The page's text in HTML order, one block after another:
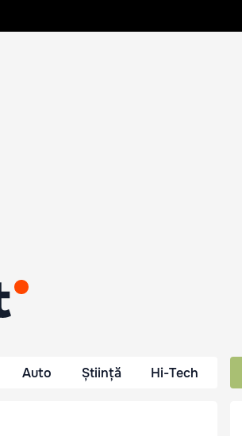
Auto Știință Hi-Tech